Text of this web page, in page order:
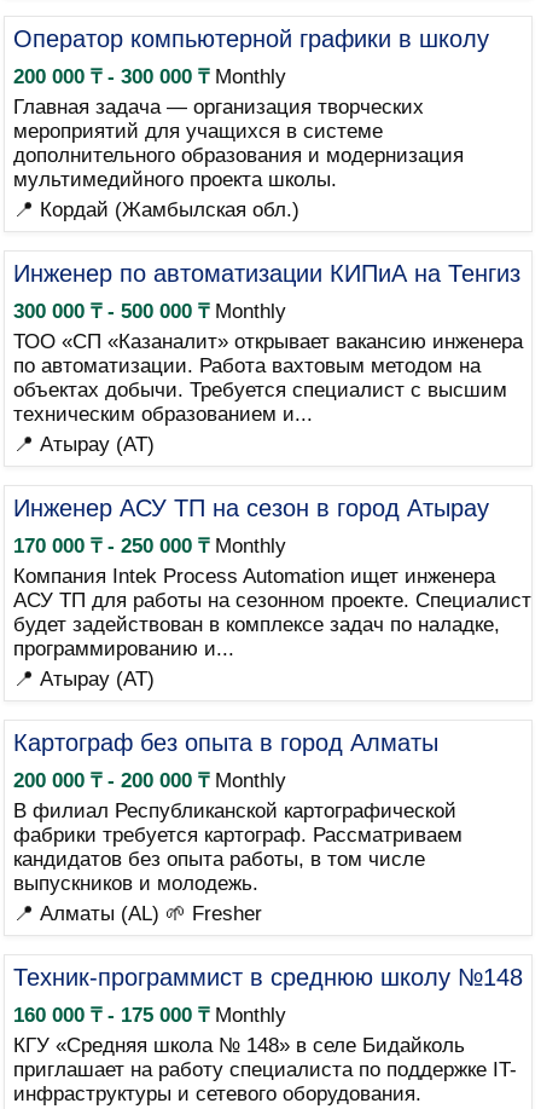
Оператор компьютерной графики в школу
200 000 ₸ - 300 000 ₸Monthly
Главная задача — организация творческих
мероприятий для учащихся в системе
дополнительного образования и модернизация
мультимедийного проекта школы.
📍 Кордай (Жамбылская обл.)
Инженер по автоматизации КИПиА на Тенгиз
300 000 ₸ - 500 000 ₸Monthly
ТОО «СП «Казаналит» открывает вакансию инженера
по автоматизации. Работа вахтовым методом на
объектах добычи. Требуется специалист с высшим
техническим образованием и...
📍 Атырау (AT)
Инженер АСУ ТП на сезон в город Атырау
170 000 ₸ - 250 000 ₸Monthly
Компания Intek Process Automation ищет инженера
АСУ ТП для работы на сезонном проекте. Специалист
будет задействован в комплексе задач по наладке,
программированию и...
📍 Атырау (AT)
Картограф без опыта в город Алматы
200 000 ₸ - 200 000 ₸Monthly
В филиал Республиканской картографической
фабрики требуется картограф. Рассматриваем
кандидатов без опыта работы, в том числе
выпускников и молодежь.
📍 Алматы (AL) 🌱 Fresher
Техник-программист в среднюю школу №148
160 000 ₸ - 175 000 ₸Monthly
КГУ «Средняя школа № 148» в селе Бидайколь
приглашает на работу специалиста по поддержке IT-
инфраструктуры и сетевого оборудования.